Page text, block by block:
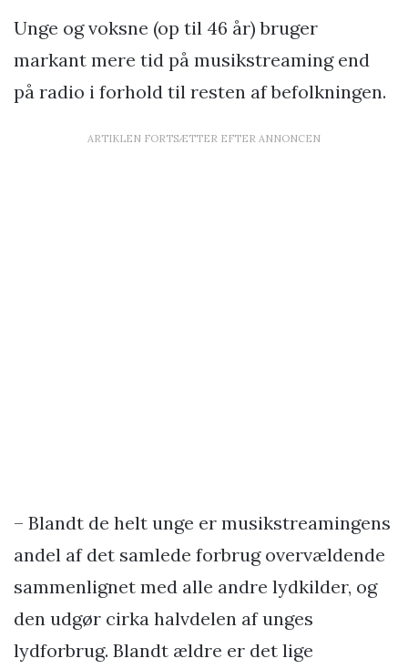
Unge og voksne (op til 46 år) bruger
markant mere tid på musikstreaming end
på radio i forhold til resten af befolkningen.
ARTIKLEN FORTSÆTTER EFTER ANNONCEN
– Blandt de helt unge er musikstreamingens
andel af det samlede forbrug overvældende
sammenlignet med alle andre lydkilder, og
den udgør cirka halvdelen af unges
lydforbrug. Blandt ældre er det lige